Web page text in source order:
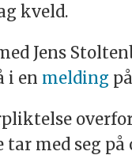
kveld.
Jens
i en melding
med seg